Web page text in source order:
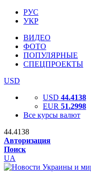
РУС
УКР
ВИДЕО
ФОТО
ПОПУЛЯРНЫЕ
СПЕЦПРОЕКТЫ
USD
USD 44.4138
EUR 51.2998
Все курсы валют
44.4138
Авторизация
Поиск
UA